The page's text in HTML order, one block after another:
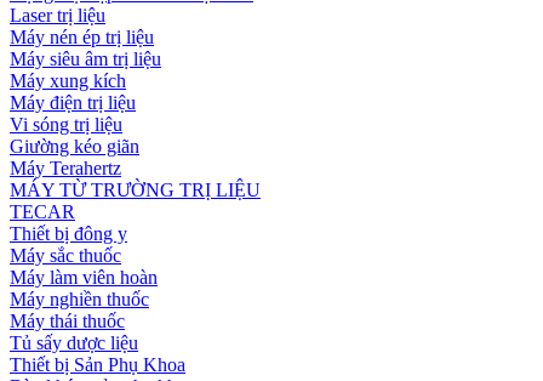
Laser trị liệu
Máy nén ép trị liệu
Máy siêu âm trị liệu
Máy xung kích
Máy điện trị liệu
Vi sóng trị liệu
Giường kéo giãn
Máy Terahertz
MÁY TỪ TRƯỜNG TRỊ LIỆU
TECAR
Thiết bị đông y
Máy sắc thuốc
Máy làm viên hoàn
Máy nghiền thuốc
Máy thái thuốc
Tủ sấy dược liệu
Thiết bị Sản Phụ Khoa